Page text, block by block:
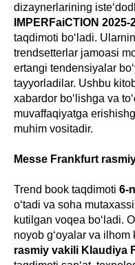
dizaynerlarining
IMPERFaiCTION 2025-
taqdimoti bo‘ladi.
trendsetterlar jamoasi
ertangi tendensiyalar
tayyorladilar. Ushbu
xabardor bo‘lishga va
muvaffaqiyatga
muhim vositadir.
Messe Frankfurt
Trend book taqdimoti 6-
o‘tadi va soha
kutilgan voqea bo‘ladi.
noyob g‘oyalar va
rasmiy vakili Klaudiya